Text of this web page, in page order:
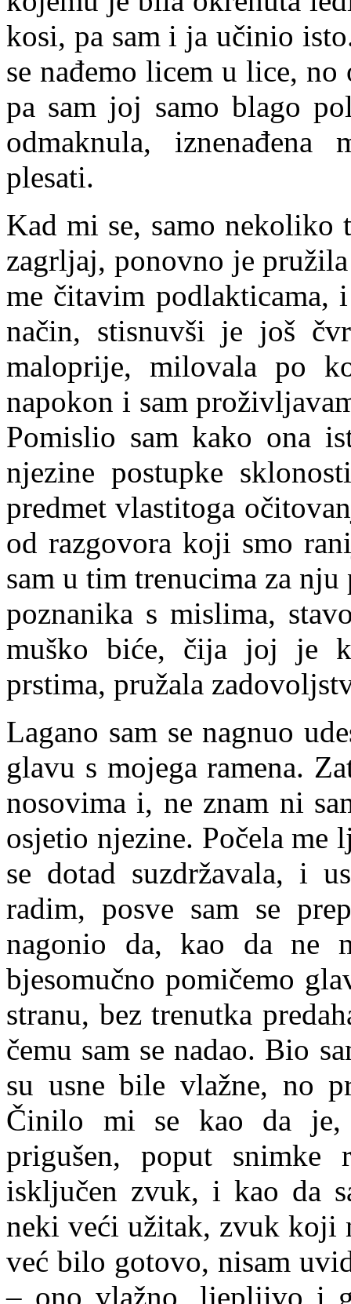
kosi, pa sam i ja učinio
se nađemo licem u lice, no
pa sam joj samo blago
odmaknula,
plesati.
Kad mi se, samo nekoliko
zagrljaj, ponovno je
me čitavim podlakticama,
način, stisnuvši je još
maloprije, milovala po
napokon i sam
Pomislio sam kako ona
njezine postupke
predmet vlastitoga
od razgovora koji smo
sam u tim trenucima za
poznanika s mislima,
muško biće, čija joj je
prstima, pružala
Lagano sam se nagnuo
glavu s mojega ramena.
nosovima i, ne znam ni
osjetio njezine. Počela me
se dotad suzdržavala, i
radim, posve sam se
nagonio da, kao da ne
bjesomučno pomičemo
stranu, bez trenutka
čemu sam se nadao. Bio
su usne bile vlažne, no
Činilo mi se kao da je,
prigušen, poput snimke
isključen zvuk, i kao da
neki veći užitak, zvuk koji
već bilo gotovo, nisam
– ono vlažno, ljepljivo i